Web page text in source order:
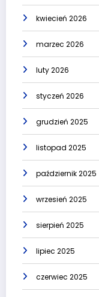
kwiecień 2026
marzec 2026
luty 2026
styczeń 2026
grudzień 2025
listopad 2025
październik 2025
wrzesień 2025
sierpień 2025
lipiec 2025
czerwiec 2025